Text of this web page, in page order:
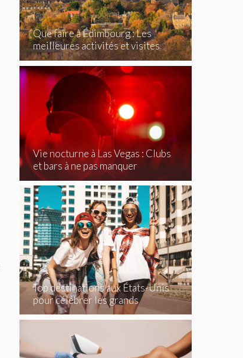
Que faire à Édimbourg : Les
meilleures activités et visites
incontournables
Vie nocturne à Las Vegas : Clubs
et bars à ne pas manquer
Top destinations aux États-Unis
pour célébrer les grands
événements